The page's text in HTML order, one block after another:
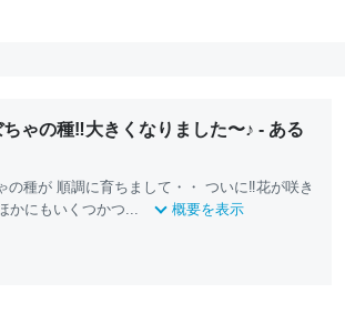
ゃの種‼️大きくなりました〜♪ - ある
の種が 順調に育ちまして・・ ついに‼️花が咲き
かにもいくつかつ...
概要を表示